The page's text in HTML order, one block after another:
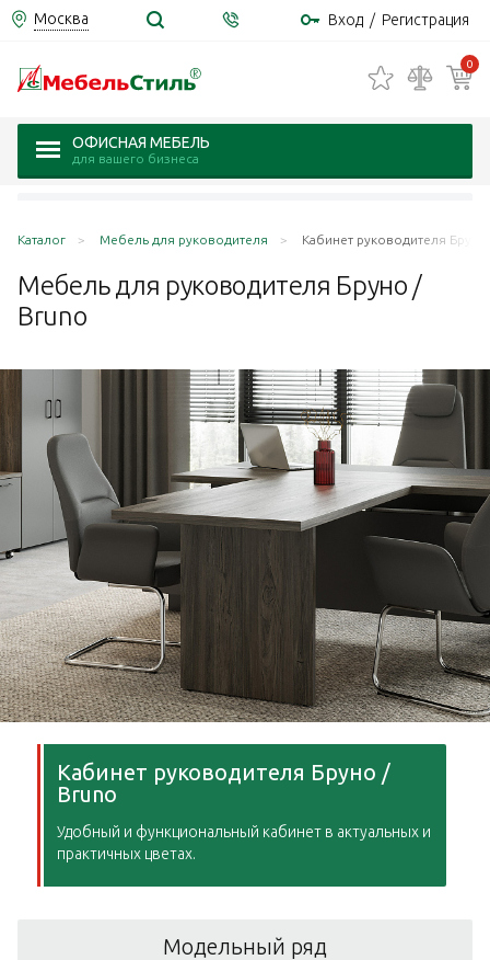
Москва Вход / Регистрация
0
ОФИСНАЯ МЕБЕЛЬ
для вашего бизнеса
Каталог Мебель для руководителя Кабинет руководителя
Мебель для руководителя Бруно /
Bruno
Кабинет руководителя Бруно /
Bruno
Удобный и функциональный кабинет в актуальных и
практичных цветах.
Модельный ряд